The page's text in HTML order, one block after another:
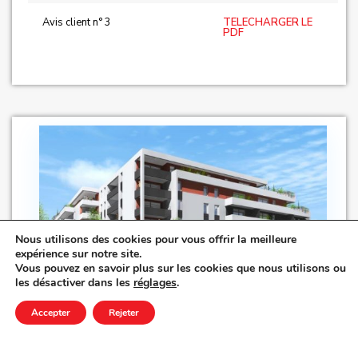
Avis client n° 3 TELECHARGER LE
PDF
Allée du Bousset,
Résidence Les Hauts Cézeaux –
Nous utilisons des cookies pour vous offrir la meilleure
expérience sur notre site.
Vous pouvez en savoir plus sur les cookies que nous utilisons ou
les désactiver dans les réglages.
Accepter Rejeter